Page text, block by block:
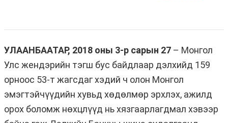
УЛААНБААТАР, 2018 оны 3-р сарын 27 – Монгол
Улс жендэрийн тэгш бус байдлаар дэлхийд 159
орноос 53-т жагсдаг хэдий ч олон Монгол
эмэгтэйчүүдийн хувьд хөдөлмөр эрхлэх, ажилд
орох боломж нөхцлүүд нь хязгаарлагдмал хэвээр